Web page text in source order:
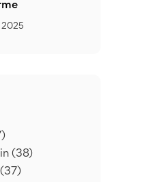
2025
(38)
(37)